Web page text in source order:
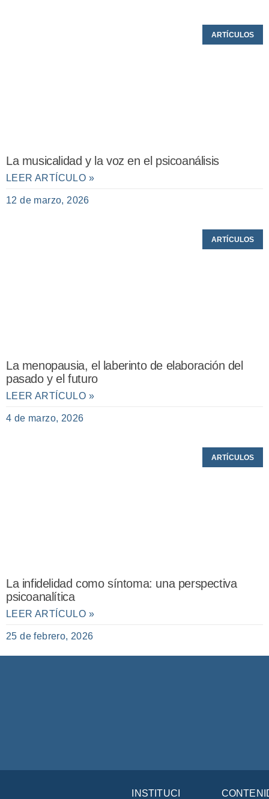
ARTÍCULOS
La musicalidad y la voz en el psicoanálisis
LEER ARTÍCULO »
12 de marzo, 2026
ARTÍCULOS
La menopausia, el laberinto de elaboración del
pasado y el futuro
LEER ARTÍCULO »
4 de marzo, 2026
ARTÍCULOS
La infidelidad como síntoma: una perspectiva
psicoanalítica
LEER ARTÍCULO »
25 de febrero, 2026
INSTITUCIÓN